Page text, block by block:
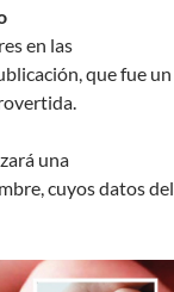
en las
que fue un
una
cuyos datos del